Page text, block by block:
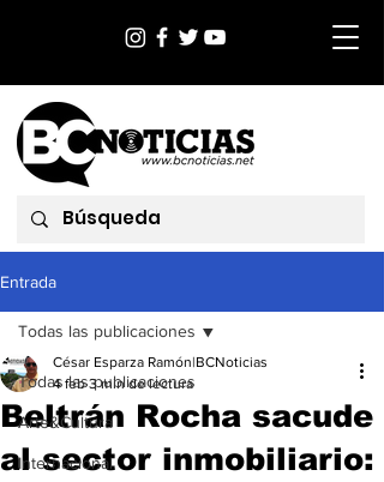
Entrada
Todas las publicaciones
Arte&Cultura
Internacional
Todas las publicaciones
Beltrán Rocha sacude
al sector inmobiliario:
César Esparza Ramón|BCNoticias
4 feb 3 min de lectura